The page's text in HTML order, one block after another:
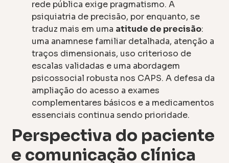
rede pública exige pragmatismo. A
psiquiatria de precisão, por enquanto, se
traduz mais em uma atitude de precisão:
uma anamnese familiar detalhada, atenção a
traços dimensionais, uso criterioso de
escalas validadas e uma abordagem
psicossocial robusta nos CAPS. A defesa da
ampliação do acesso a exames
complementares básicos e a medicamentos
essenciais continua sendo prioridade.
Perspectiva do paciente
e comunicação clínica